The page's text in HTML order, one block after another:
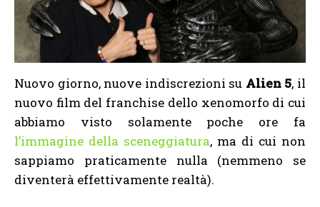
Nuovo giorno, nuove indiscrezioni su Alien 5, il
nuovo film del franchise dello xenomorfo di cui
abbiamo visto solamente poche ore fa
l’immagine della sceneggiatura, ma di cui non
sappiamo praticamente nulla (nemmeno se
diventerà effettivamente realtà).